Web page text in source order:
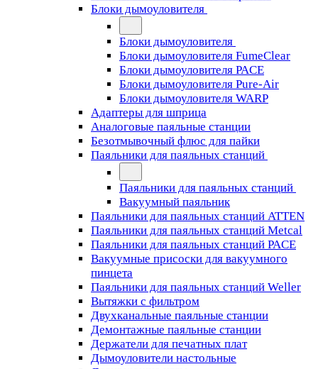
Блоки дымоуловителя
Блоки дымоуловителя
Блоки дымоуловителя FumeClear
Блоки дымоуловителя PACE
Блоки дымоуловителя Pure-Air
Блоки дымоуловителя WARP
Адаптеры для шприца
Аналоговые паяльные станции
Безотмывочный флюс для пайки
Паяльники для паяльных станций
Паяльники для паяльных станций
Вакуумный паяльник
Паяльники для паяльных станций ATTEN
Паяльники для паяльных станций Metcal
Паяльники для паяльных станций PACE
Вакуумные присоски для вакуумного
пинцета
Паяльники для паяльных станций Weller
Вытяжки с фильтром
Двухканальные паяльные станции
Демонтажные паяльные станции
Держатели для печатных плат
Дымоуловители настольные